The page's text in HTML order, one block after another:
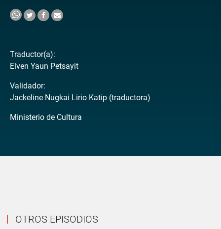
Traductor(a):
Elven Yaun Petsayit
Validador:
Jackeline Nugkai Lirio Katip (traductora)
Ministerio de Cultura
OTROS EPISODIOS